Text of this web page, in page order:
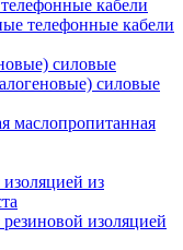
кабели
телефонные кабели
силовые
силовые
маслопропитанная
из
изоляцией